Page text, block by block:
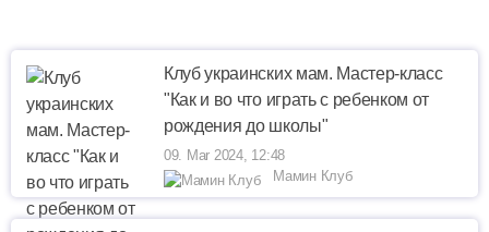
Клуб украинских мам. Мастер-класс
"Как и во что играть с ребенком от
рождения до школы"
09. Mar 2024, 12:48
Мамин Клуб